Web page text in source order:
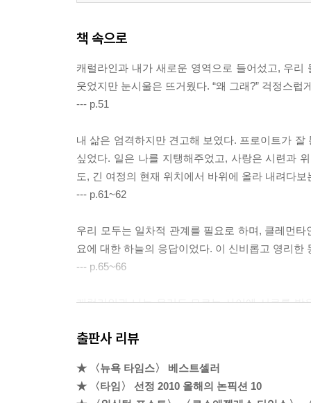
책 속으로
캐럴라인과 내가 새로운 영역으로 들어섰고, 우
웃었지만 눈시울은 뜨거웠다. “왜 그래?” 걱정스
--- p.51
내 삶은 엄격하지만 견고해 보였다. 프로이트가
싶었다. 일은 나를 지탱해주었고, 사랑은 시련과
도, 긴 여정의 현재 위치에서 바위에 올라 내려다
--- p.61~62
우리 모두는 일차적 관계를 필요로 하며, 클레먼
요에 대한 하늘의 응답이었다. 이 신비롭고 영리
--- p.65~66
캐럴라인과 나는 우리도 모르는 사이에 서로를
--- p.130
이 모든 게 기억나는 것은 내가 이 모든 것을 기억
이 난다. 지금은 내 기억을 떠올리며 깜짝 놀라지
출판사 리뷰
★ 〈뉴욕 타임스〉 베스트셀러
★ 〈타임〉 선정 2010 올해의 논픽션 10